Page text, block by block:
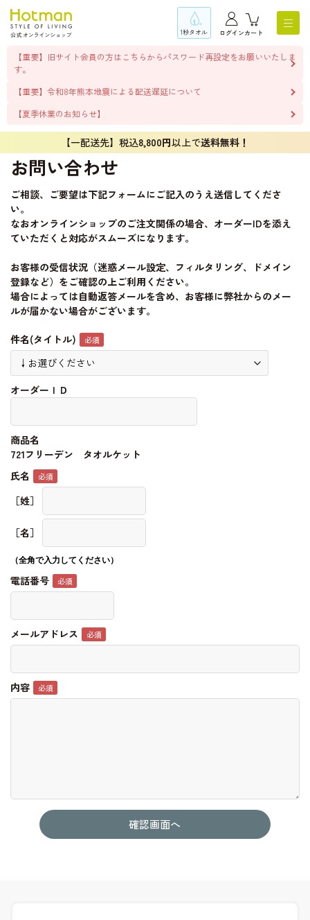
1秒タオル ログインカート
【重要】旧サイト会員の方はこちらからパスワード再設定をお願いいたしま
す。
【重要】令和8年熊本地震による配送遅延について
【夏季休業のお知らせ】
【一配送先】税込8,800円以上で送料無料！
お問い合わせ
ご相談、ご要望は下記フォームにご記入のうえ送信してくださ
い。
なおオンラインショップのご注文関係の場合、オーダーIDを添え
ていただくと対応がスムーズになります。
お客様の受信状況（迷惑メール設定、フィルタリング、ドメイン
登録など）をご確認の上ご利用ください。
場合によっては自動返答メールを含め、お客様に弊社からのメー
ルが届かない場合がございます。
件名(タイトル)
オーダーＩＤ
商品名
721フリーデン タオルケット
氏名
［姓］
［名］
（全角で入力してください）
電話番号
メールアドレス
内容